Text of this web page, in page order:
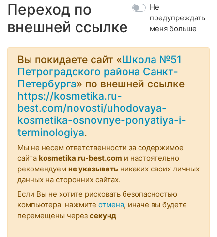
Переход по
внешней ссылке
Не
предупреждать
меня больше
Вы покидаете сайт «Школа №51
Петроградского района Санкт-
Петербурга» по внешней ссылке
https://kosmetika.ru-
best.com/novosti/uhodovaya-
kosmetika-osnovnye-ponyatiya-i-
terminologiya.
Мы не несем ответственности за содержимое
сайта kosmetika.ru-best.com и настоятельно
рекомендуем не указывать никаких своих личных
данных на сторонних сайтах.
Если Вы не хотите рисковать безопасностью
компьютера, нажмите отмена, иначе вы будете
перемещены через секунд